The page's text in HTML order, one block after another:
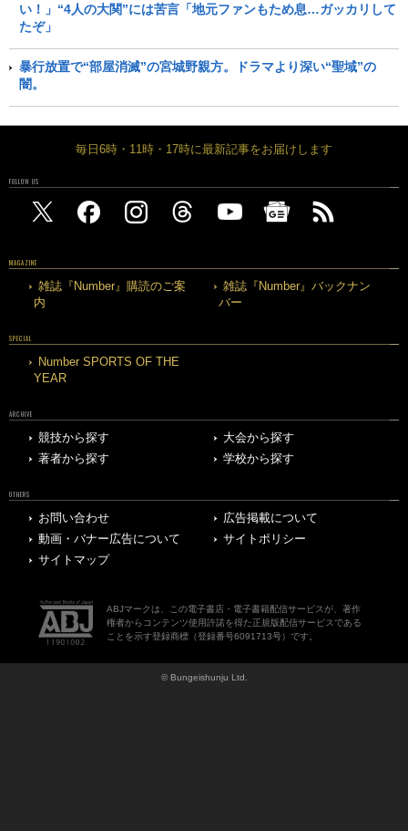
い！」“4人の大関”には苦言「地元ファンもため息…ガッカリして
たぞ」
暴行放置で“部屋消滅”の宮城野親方。ドラマより深い“聖域”の
闇。
毎日6時・11時・17時に最新記事をお届けします
FOLLOW US
MAGAZINE
雑誌『Number』購読のご案
内
雑誌『Number』バックナン
バー
SPECIAL
Number SPORTS OF THE
YEAR
ARCHIVE
競技から探す
大会から探す
著者から探す
学校から探す
OTHERS
お問い合わせ
広告掲載について
動画・バナー広告について
サイトポリシー
サイトマップ
ABJマークは、この電子書店・電子書籍配信サービスが、著作
権者からコンテンツ使用許諾を得た正規版配信サービスである
ことを示す登録商標（登録番号6091713号）です。
© Bungeishunju Ltd.